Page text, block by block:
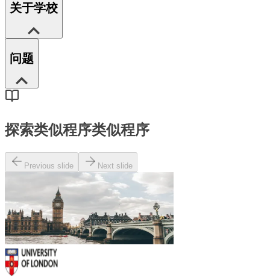
关于学校
问题
探索类似程序类似程序
Previous slide Next slide